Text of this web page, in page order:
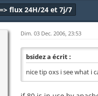
flux 24H/24 et 7j/7
Dim. 03 Dec. 2006, 23:53
bsidez a écrit :
nice tip oxs i see what i